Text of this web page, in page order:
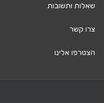
שאלות ותשובות
צרו קשר
הצטרפו אלינו